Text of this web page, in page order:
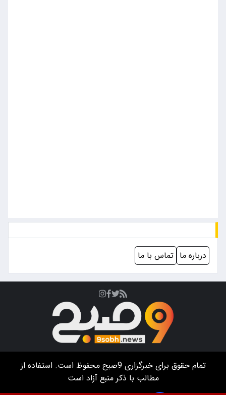
درباره ما تماس با ما
تمام حقوق برای خبرگزاری9صبح
محفوظ است. استفاده از
مطالب با ذکر منبع آزاد است